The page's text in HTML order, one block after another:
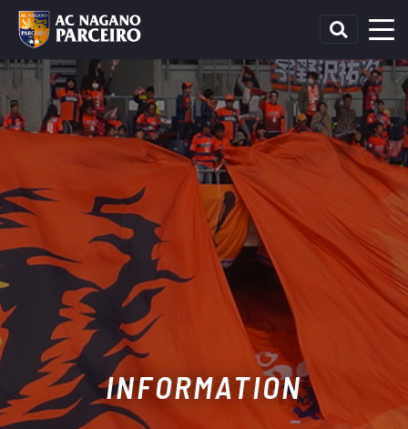
INFORMATION